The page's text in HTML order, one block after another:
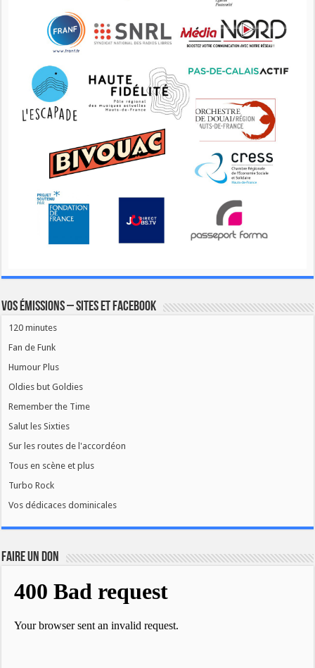
Vos émissions – Sites et Facebook
120 minutes
Fan de Funk
Humour Plus
Oldies but Goldies
Remember the Time
Salut les Sixties
Sur les routes de l'accordéon
Tous en scène et plus
Turbo Rock
Vos dédicaces dominicales
FAIRE UN DON